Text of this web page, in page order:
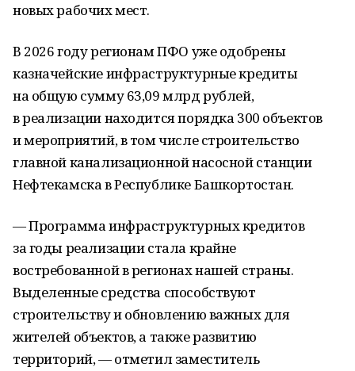
новых рабочих мест.
В 2026 году регионам ПФО уже одобрены
казначейские инфраструктурные кредиты
на общую сумму 63,09 млрд рублей,
в реализации находится порядка 300 объектов
и мероприятий, в том числе строительство
главной канализационной насосной станции
Нефтекамска в Республике Башкортостан.
— Программа инфраструктурных кредитов
за годы реализации стала крайне
востребованной в регионах нашей страны.
Выделенные средства способствуют
строительству и обновлению важных для
жителей объектов, а также развитию
территорий, — отметил заместитель